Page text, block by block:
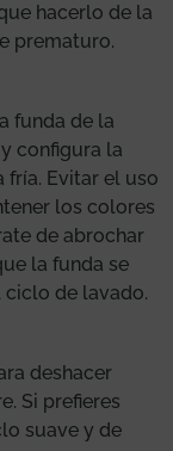
hacerlo de la
prematuro.
funda de la
configura la
Evitar el uso
los colores
de abrochar
la funda se
ciclo de lavado.
deshacer
Si prefieres
suave y de